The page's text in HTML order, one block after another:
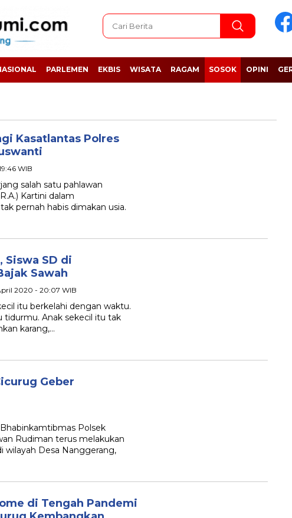
PARLEMEN EKBIS WISATA RAGAM SOSOK OPINI
Kasatlantas Polres
WIB
salah satu pahlawan
Kartini dalam
pernah habis dimakan usia.
Siswa SD di
Sawah
2020 - 20:07 WIB
itu berkelahi dengan waktu.
Anak sekecil itu tak
karang,…
Geber
Polsek
Rudiman terus melakukan
wilayah Desa Nanggerang,
di Tengah Pandemi